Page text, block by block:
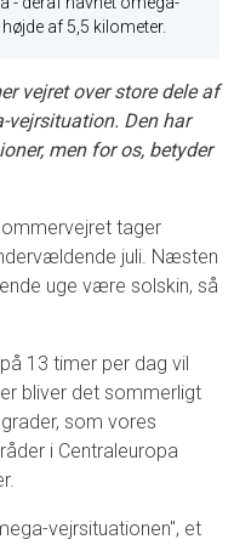
af 5,5 kilometer.
vejret over store dele af
vejrsituation. Den har
men for os, betyder
tager
juli. Næsten
uge være solskin, så
13 timer per dag vil
bliver det sommerligt
som vores
i Centraleuropa
vejrsituationen", et